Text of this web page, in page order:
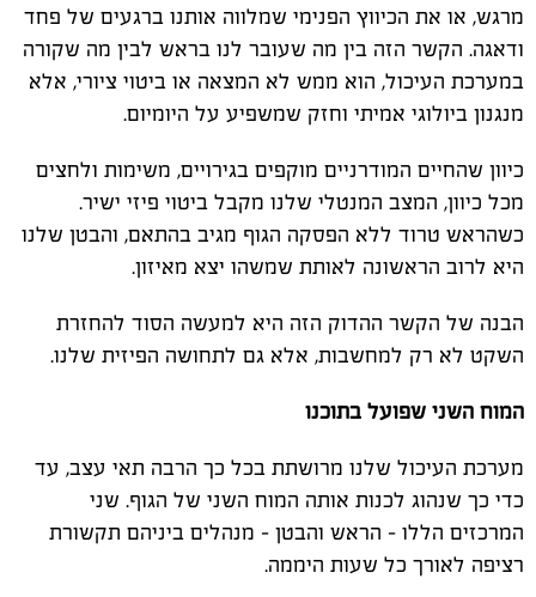
מרגש, או את הכיווץ הפנימי שמלווה אותנו ברגעים של פחד
ודאגה. הקשר הזה בין מה שעובר לנו בראש לבין מה שקורה
במערכת העיכול, הוא ממש לא המצאה או ביטוי ציורי, אלא
מנגנון ביולוגי אמיתי וחזק שמשפיע על היומיום.
כיוון שהחיים המודרניים מוקפים בגירויים, משימות ולחצים
מכל כיוון, המצב המנטלי שלנו מקבל ביטוי פיזי ישיר.
כשהראש טרוד ללא הפסקה הגוף מגיב בהתאם, והבטן שלנו
היא לרוב הראשונה לאותת שמשהו יצא מאיזון.
הבנה של הקשר ההדוק הזה היא למעשה הסוד להחזרת
השקט לא רק למחשבות, אלא גם לתחושה הפיזית שלנו.
המוח השני שפועל בתוכנו
מערכת העיכול שלנו מרושתת בכל כך הרבה תאי עצב, עד
כדי כך שנהוג לכנות אותה המוח השני של הגוף. שני
המרכזים הללו – הראש והבטן – מנהלים ביניהם תקשורת
רציפה לאורך כל שעות היממה.